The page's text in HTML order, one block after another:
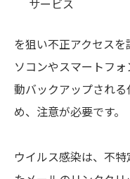
サービス
を狙い不正アクセス
ソコンやスマートフ
動バックアップされ
め、注意が必要です。
ウイルス感染は、不